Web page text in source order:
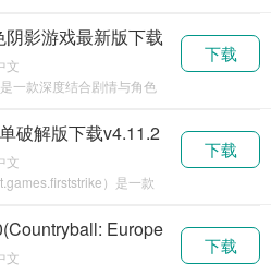
影游戏最新版下载
文
一款深度结合剧情与角色
下载
破解版下载v4.11.2
文
）是一款
下载
Europe
文
下载